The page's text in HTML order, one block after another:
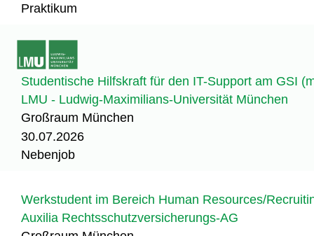
Praktikum
Studentische Hilfskraft für den IT-Support am GSI
LMU - Ludwig-Maximilians-Universität München
Großraum München
30.07.2026
Nebenjob
Werkstudent im Bereich Human Resources/
Auxilia Rechtsschutzversicherungs-AG